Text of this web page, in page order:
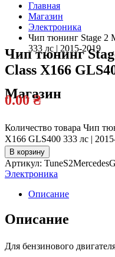
Главная
Магазин
Электроника
Чип тюнинг Stage 2
333 лс | 2015-2019
Магазин
Чип тюнинг
Class X166
0.00₴
Количество товара Чип
X166 GLS400 333 лс |
В корзину
Артикул:
Электроника
Описание
Описание
Для бензинового